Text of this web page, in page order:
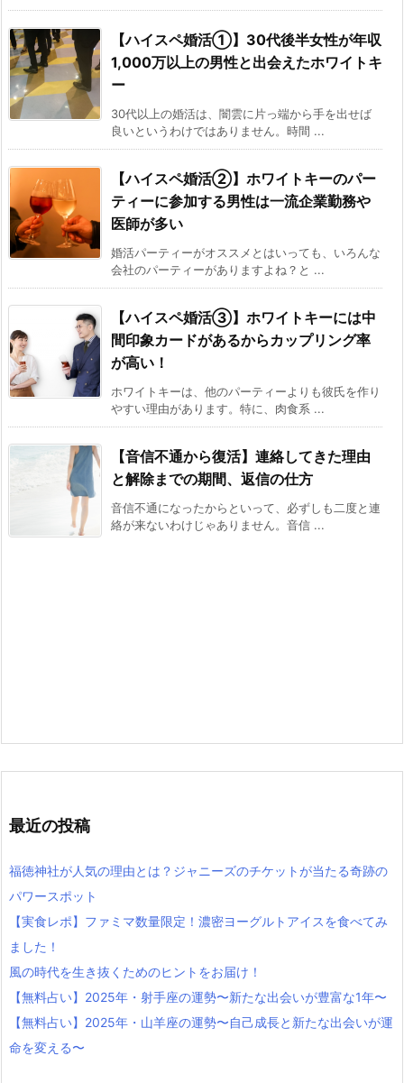
【ハイスペ婚活①】30代後半女性が年収
1,000万以上の男性と出会えたホワイトキ
ー
30代以上の婚活は、闇雲に片っ端から手を出せば
良いというわけではありません。時間 ...
【ハイスペ婚活②】ホワイトキーのパー
ティーに参加する男性は一流企業勤務や
医師が多い
婚活パーティーがオススメとはいっても、いろんな
会社のパーティーがありますよね？と ...
【ハイスペ婚活③】ホワイトキーには中
間印象カードがあるからカップリング率
が高い！
ホワイトキーは、他のパーティーよりも彼氏を作り
やすい理由があります。特に、肉食系 ...
【音信不通から復活】連絡してきた理由
と解除までの期間、返信の仕方
音信不通になったからといって、必ずしも二度と連
絡が来ないわけじゃありません。音信 ...
最近の投稿
福徳神社が人気の理由とは？ジャニーズのチケットが当たる奇跡の
パワースポット
【実食レポ】ファミマ数量限定！濃密ヨーグルトアイスを食べてみ
ました！
風の時代を生き抜くためのヒントをお届け！
【無料占い】2025年・射手座の運勢〜新たな出会いが豊富な1年〜
【無料占い】2025年・山羊座の運勢〜自己成長と新たな出会いが運
命を変える〜